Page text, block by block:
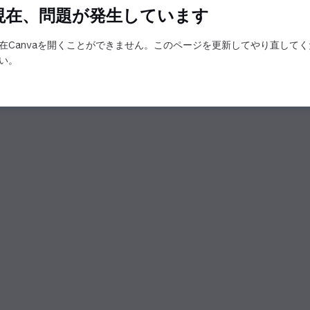
在、問題が発生しています
Canvaを開くことができません。このページを更新してやり直して
。